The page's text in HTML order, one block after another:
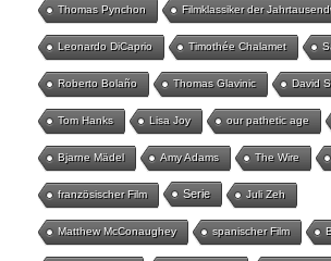
Thomas Pynchon Filmklassiker der
Leonardo DiCaprio Timothée Chalamet
Roberto Bolaño Thomas Glavinic David
Tom Hanks Lisa Joy our pathetic age
Bjarne Mädel Amy Adams The Wire
französischer Film Serie Juli Zeh
Matthew McConaughey spanischer Film